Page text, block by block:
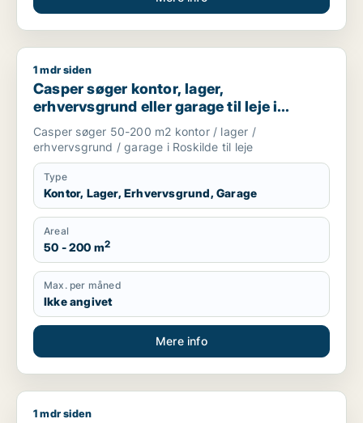
Casper søger kontor, lager, erhvervsgrund eller garage til
1 mdr siden
Casper søger kontor, lager,
erhvervsgrund eller garage til leje i
Roskilde
Casper søger 50-200 m2 kontor / lager /
erhvervsgrund / garage i Roskilde til leje
Type
Kontor, Lager, Erhvervsgrund, Garage
Areal
50 - 200 m2
Max. per måned
Ikke angivet
Mere info
David søger lager, værksted eller garage til leje i Høje
1 mdr siden